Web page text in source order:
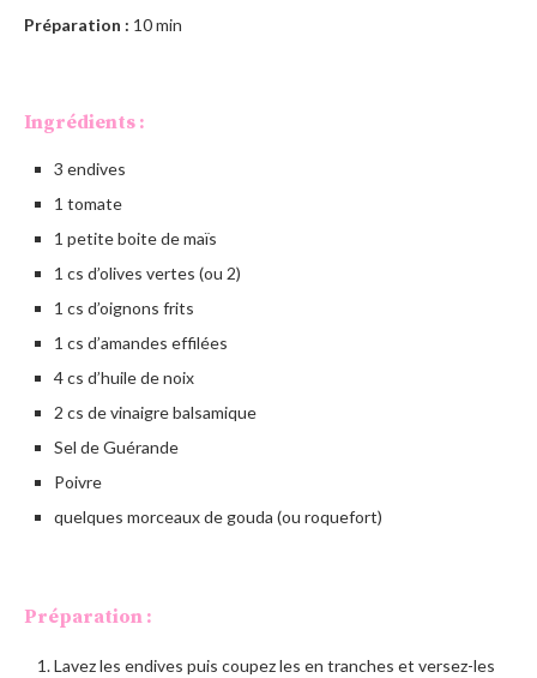
Préparation : 10 min
Ingrédients :
3 endives
1 tomate
1 petite boite de maïs
1 cs d’olives vertes (ou 2)
1 cs d’oignons frits
1 cs d’amandes effilées
4 cs d’huile de noix
2 cs de vinaigre balsamique
Sel de Guérande
Poivre
quelques morceaux de gouda (ou roquefort)
Préparation :
Lavez les endives puis coupez les en tranches et versez-les